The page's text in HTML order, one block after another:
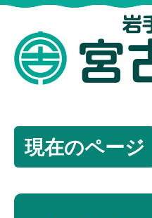
現在のページ